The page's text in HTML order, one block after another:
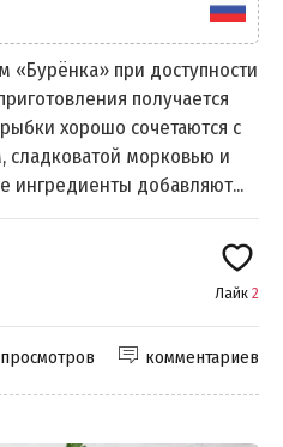
«Бурёнка» при доступности
получается
хорошо сочетаются с
морковью и
ингредиенты добавляют...
Лайк 2
комментариев